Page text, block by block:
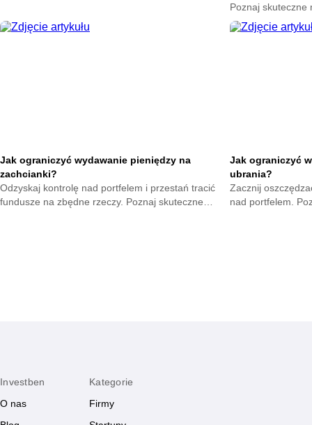
przycisku kup teraz.
Poznaj skuteczne
nagłych
oszczędności już
Jak ograniczyć wydawanie pieniędzy na
zachcianki?
Odzyskaj kontrolę nad portfelem i przestań tracić
fundusze na zbędne rzeczy. Poznaj skuteczne
Jak ograniczyć
ubrania?
Zacznij
nad portfelem.
Investben
O nas
Kategorie
Firmy